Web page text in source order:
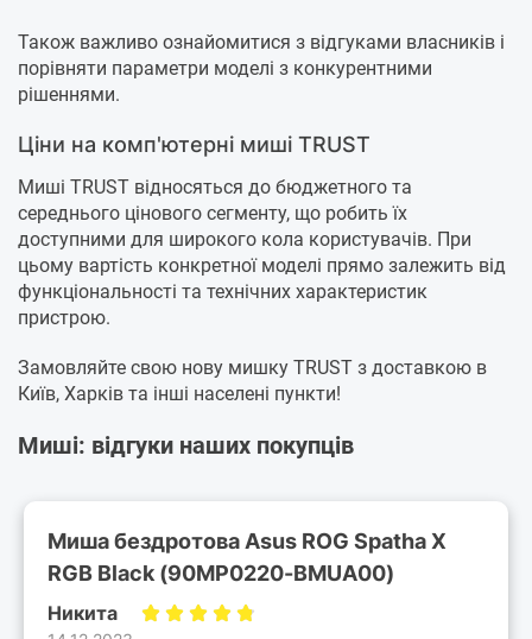
Також важливо ознайомитися з відгуками власників і
порівняти параметри моделі з конкурентними
рішеннями.
Ціни на комп'ютерні миші TRUST
Миші TRUST відносяться до бюджетного та
середнього цінового сегменту, що робить їх
доступними для широкого кола користувачів. При
цьому вартість конкретної моделі прямо залежить від
функціональності та технічних характеристик
пристрою.
Замовляйте свою нову мишку TRUST з доставкою в
Київ, Харків та інші населені пункти!
Миші: відгуки наших покупців
Миша бездротова Asus ROG Spatha X
RGB Black (90MP0220-BMUA00)
Никита